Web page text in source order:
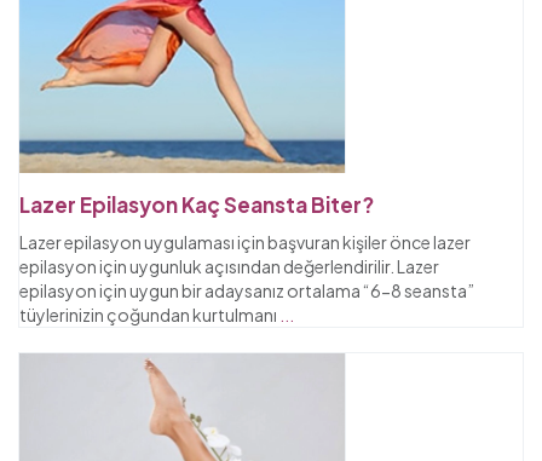
Lazer Epilasyon Kaç Seansta Biter?
Lazer epilasyon uygulaması için başvuran kişiler önce lazer
epilasyon için uygunluk açısından değerlendirilir. Lazer
epilasyon için uygun bir adaysanız ortalama “6-8 seansta”
tüylerinizin çoğundan kurtulmanı